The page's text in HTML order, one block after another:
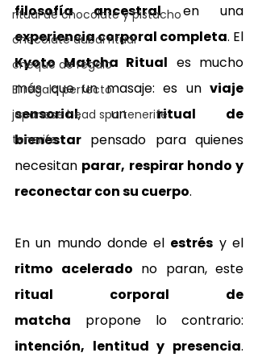
ritual de chocolate y pistacho
chocolate dubai ritual
cheque de regalo
El regalo perfecto
japanese head spa tenerife
tenerife
filosofía ancestral
experiencia corporal completa
Kyoto Matcha Ritual es mucho
más que un masaje: es un viaje
sensorial, un ritual de
bienestar pensado para quienes
necesitan parar, respirar hondo y
reconectar con su cuerpo.
En un mundo donde el estrés
ritmo acelerado
ritual corporal de
matcha
intención, lentitud y presencia.